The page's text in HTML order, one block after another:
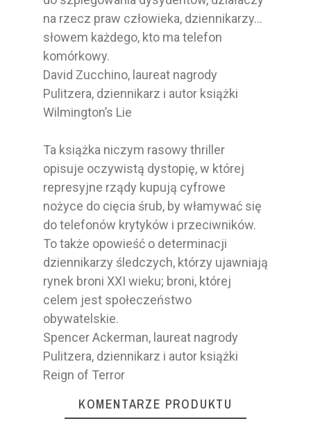
na rzecz praw człowieka, dziennikarzy…
słowem każdego, kto ma telefon
komórkowy.
David Zucchino, laureat nagrody
Pulitzera, dziennikarz i autor książki
Wilmington’s Lie
Ta książka niczym rasowy thriller
opisuje oczywistą dystopię, w której
represyjne rządy kupują cyfrowe
nożyce do cięcia śrub, by włamywać się
do telefonów krytyków i przeciwników.
To także opowieść o determinacji
dziennikarzy śledczych, którzy ujawniają
rynek broni XXI wieku; broni, której
celem jest społeczeństwo
obywatelskie.
Spencer Ackerman, laureat nagrody
Pulitzera, dziennikarz i autor książki
Reign of Terror
KOMENTARZE PRODUKTU